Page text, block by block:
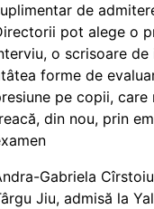
de
pot alege o
o scrisoare de
forme de
pe copii, care
din nou, prin
Gabriela
Jiu, admisă la